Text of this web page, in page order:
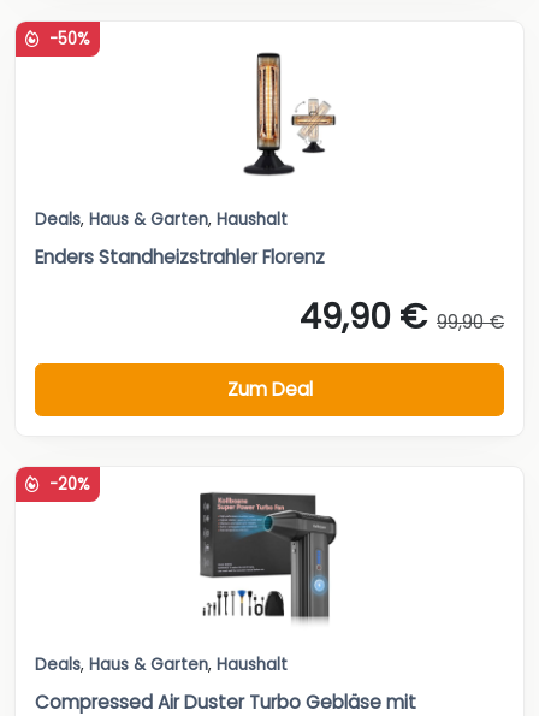
-50%
Deals, Haus & Garten, Haushalt
Enders Standheizstrahler Florenz
49,90 € 99,90 €
Zum Deal
-20%
Deals, Haus & Garten, Haushalt
Compressed Air Duster Turbo Gebläse mit